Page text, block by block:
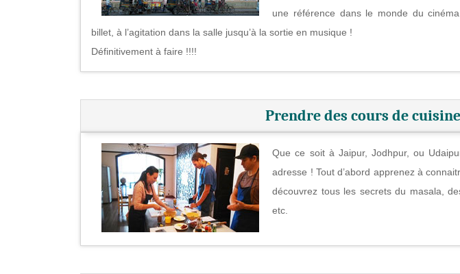
une référence dans le monde du
billet, à l’agitation dans la salle jusqu’à la sortie en musique !
Définitivement à faire !!!!
Prendre des cours de cuisine
Que ce soit à Jaipur, Jodhpur, ou
adresse ! Tout d’abord apprenez à
découvrez tous les secrets du masala,
etc.